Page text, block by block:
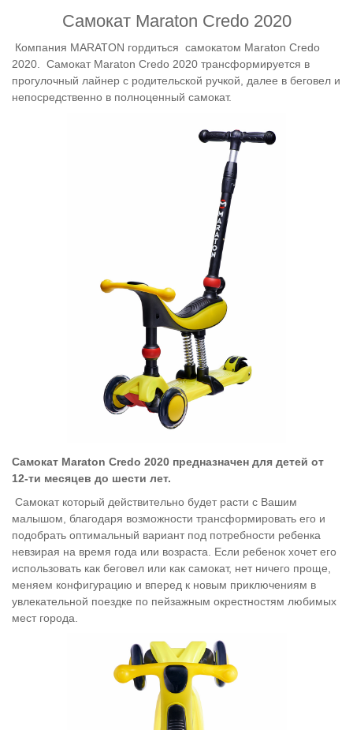
Самокат Maraton Credo 2020
Компания MARATON гордиться самокатом Maraton Credo
2020. Самокат Maraton Credo 2020 трансформируется в
прогулочный лайнер с родительской ручкой, далее в беговел и
непосредственно в полноценный самокат.
Самокат Maraton Credo 2020 предназначен для детей от
12-ти месяцев до шести лет.
Самокат который действительно будет расти с Вашим
малышом, благодаря возможности трансформировать его и
подобрать оптимальный вариант под потребности ребенка
невзирая на время года или возраста. Если ребенок хочет его
использовать как беговел или как самокат, нет ничего проще,
меняем конфигурацию и вперед к новым приключениям в
увлекательной поездке по пейзажным окрестностям любимых
мест города.